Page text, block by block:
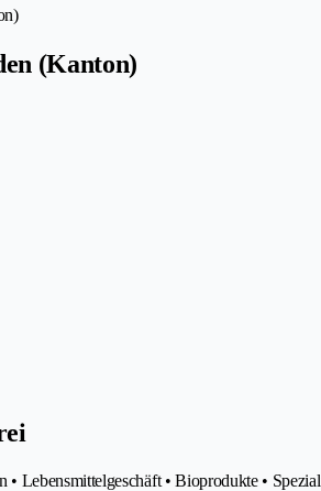
(Kanton)
Lebensmittelgeschäft • Bioprodukte •